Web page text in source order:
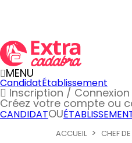
MENU
CandidatÉtablissement
Inscription / Connexion
Créez votre compte ou
CANDIDATOU
ACCUEIL CHEF